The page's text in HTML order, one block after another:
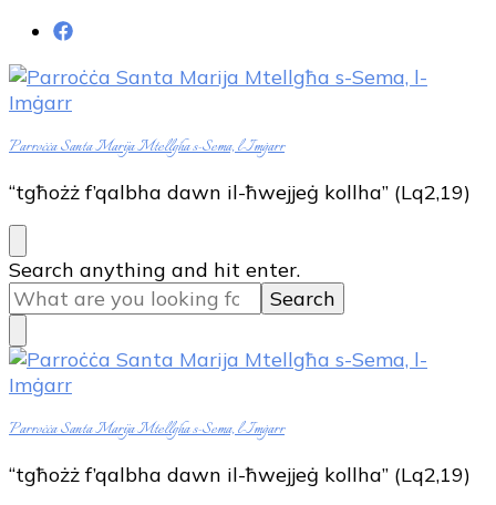
Parroċċa Santa Marija Mtellgħa s-Sema, l-Imġarr
“tgħożż f’qalbha dawn il-ħwejjeġ kollha” (Lq2,19)
Looking
for
Something?
Search anything and hit enter.
Parroċċa Santa Marija Mtellgħa s-Sema, l-Imġarr
“tgħożż f’qalbha dawn il-ħwejjeġ kollha” (Lq2,19)